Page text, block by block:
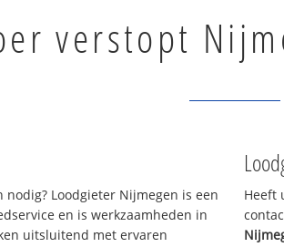
verstopt
Loodgieter Nijmegen is een
en is werkzaamheden in
uitsluitend met ervaren
Heeft